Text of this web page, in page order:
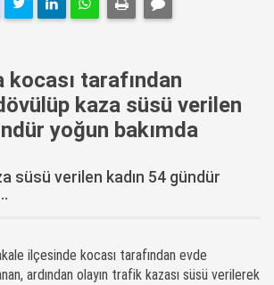
kocası tarafından
kaza süsü verilen
yoğun bakımda
süsü verilen kadın 54 gündür
ilçesinde kocası tarafından evde
ardından olayın trafik kazası süsü verilerek